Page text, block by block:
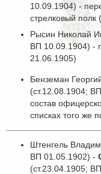
10.09.1904) -
стрелковый
Рысин Николай
ВП 10.09.1904) -
21.06.1905)
Бенземан
(ст.12.08.1904;
состав
списках того же
Штенгель
ВП 01.05.1902) -
(ст.23.04.1905;